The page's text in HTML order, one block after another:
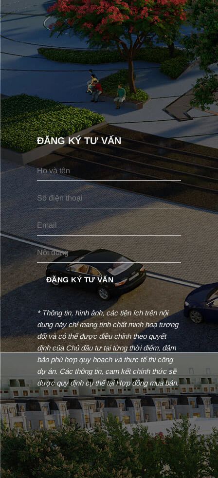
ĐĂNG KÝ TƯ VẤN
* Thông tin, hình ảnh, các tiện ích trên nội
dung này chỉ mang tính chất minh hoạ tương
đối và có thể được điều chỉnh theo quyết
định của Chủ đầu tư tại từng thời điểm, đảm
bảo phù hợp quy hoạch và thực tế thi công
dự án. Các thông tin, cam kết chính thức sẽ
được quy định cụ thể tại Hợp đồng mua bán.